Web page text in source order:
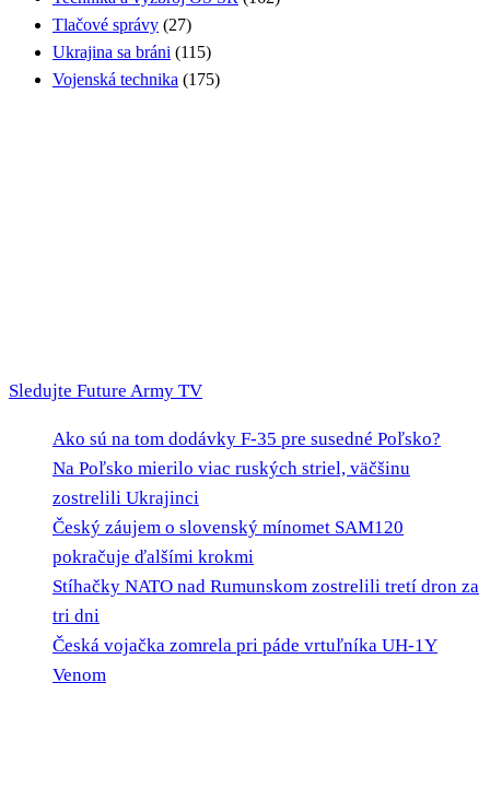
Tlačové správy (27)
Ukrajina sa bráni (115)
Vojenská technika (175)
Sledujte Future Army TV
Ako sú na tom dodávky F-35 pre susedné Poľsko?
Na Poľsko mierilo viac ruských striel, väčšinu
zostrelili Ukrajinci
Český záujem o slovenský mínomet SAM120
pokračuje ďalšími krokmi
Stíhačky NATO nad Rumunskom zostrelili tretí dron za
tri dni
Česká vojačka zomrela pri páde vrtuľníka UH-1Y
Venom